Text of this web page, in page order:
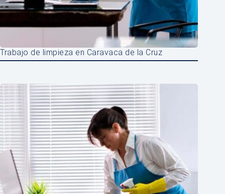
Trabajo de limpieza en Caravaca de la Cruz